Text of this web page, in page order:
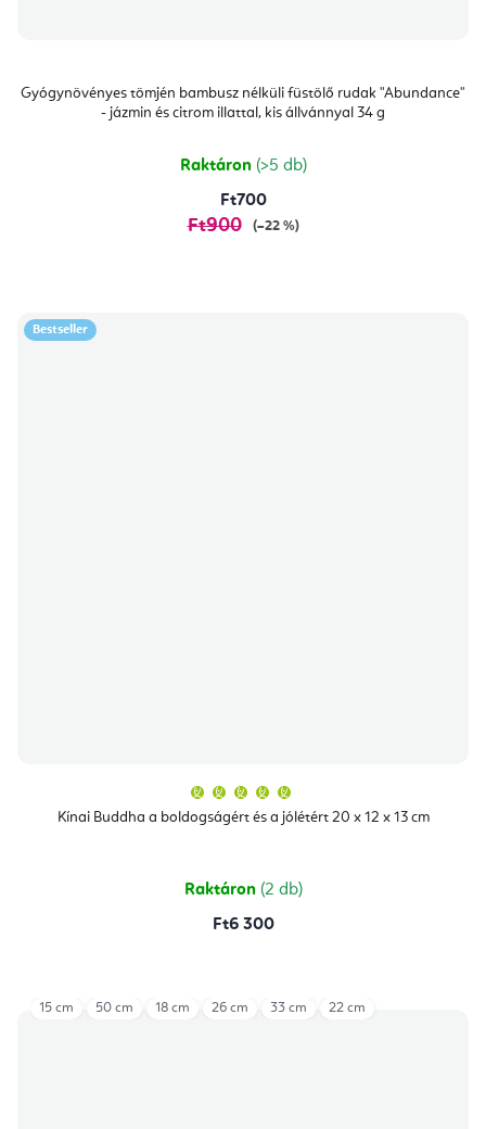
Gyógynövényes tömjén bambusz nélküli füstölő rudak "Abundance"
- jázmin és citrom illattal, kis állvánnyal 34 g
Raktáron (>5 db)
Ft700
Ft900 (–22 %)
Bestseller
Kínai Buddha a boldogságért és a jólétért 20 x 12 x 13 cm
átlagos
értékelése
csillag.
Raktáron (2 db)
Ft6 300
15 cm 50 cm 18 cm 26 cm 33 cm 22 cm